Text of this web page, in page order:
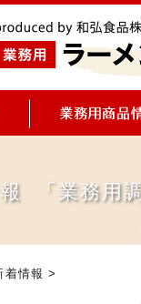
「業務用
着情報 >